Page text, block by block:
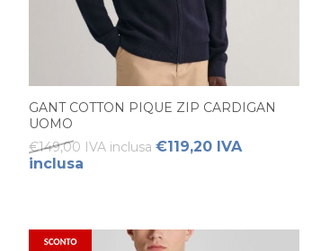
GANT COTTON PIQUE ZIP CARDIGAN
UOMO
€149,00 IVA inclusa €119,20 IVA
inclusa